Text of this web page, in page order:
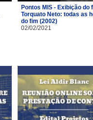
Pontos MIS - Exibição do
Torquato Neto: todas as
do fim (2002)
02/02/2021